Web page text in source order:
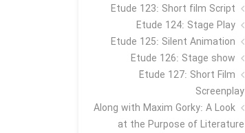
Etude 123: Short film Script
Etude 124: Stage Play
Etude 125: Silent Animation
Etude 126: Stage show
Étude 127: Short Film
Screenplay
Along with Maxim Gorky: A Look
at the Purpose of Literature